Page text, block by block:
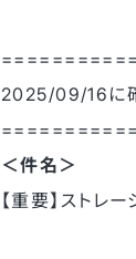
2025/09/16に
＜件名＞
【重要】ストレ